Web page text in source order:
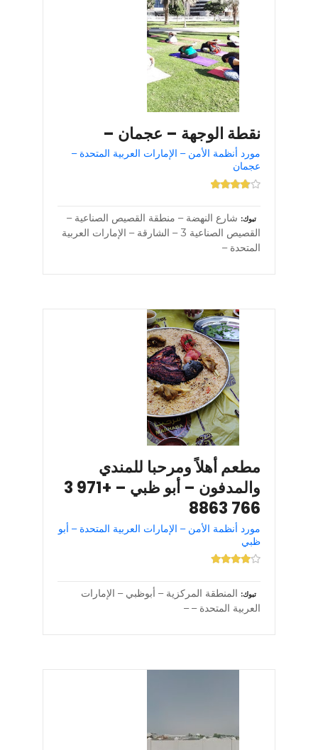
نقطة الوجهة – عجمان –
مورد أنظمة الأمن – الإمارات العربية المتحدة –
عجمان
تبوك
شارع النهضة – منطقة القصيص الصناعية –
القصيص الصناعية 3 – الشارقة – الإمارات العربية
المتحدة –
مطعم أهلاً ومرحبا للمندي
والمدفون – أبو ظبي – +971 3
766 8863
مورد أنظمة الأمن – الإمارات العربية المتحدة – أبو
ظبي
تبوك
المنطقة المركزية – أبوظبي – الإمارات
العربية المتحدة – –